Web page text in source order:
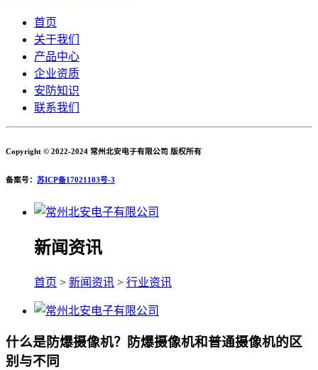
首页
关于我们
产品中心
企业资质
安防知识
联系我们
Copyright © 2022-2024 常州北安电子有限公司 版权所有
备案号： 苏ICP备17021103号-3
新闻资讯
首页 > 新闻资讯 > 行业资讯
什么是防爆摄像机？防爆摄像机和普通摄像机的区
别与不同